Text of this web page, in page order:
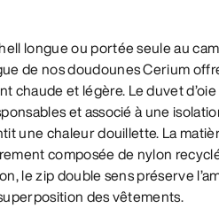
longue ou portée seule au
de nos doudounes Cerium
chaude et légère. Le duvet
et associé à une
une chaleur douillette. La
composée de nylon
le zip double sens préserve
des vêtements.